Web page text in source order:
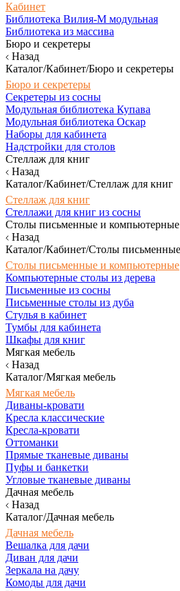
Кабинет
Библиотека Вилия-М модульная
Библиотека из массива
Бюро и секретеры
Назад
Каталог/Кабинет/Бюро и секретеры
Бюро и секретеры
Секретеры из сосны
Модульная библиотека Купава
Модульная библиотека Оскар
Наборы для кабинета
Надстройки для столов
Стеллаж для книг
Назад
Каталог/Кабинет/Стеллаж для книг
Стеллаж для книг
Стеллажи для книг из сосны
Столы письменные и компьютерные
Назад
Каталог/Кабинет/Столы
Столы письменные и компьютерные
Компьютерные столы из дерева
Письменные из сосны
Письменные столы из дуба
Стулья в кабинет
Тумбы для кабинета
Шкафы для книг
Мягкая мебель
Назад
Каталог/Мягкая мебель
Мягкая мебель
Диваны-кровати
Кресла классические
Кресла-кровати
Оттоманки
Прямые тканевые диваны
Пуфы и банкетки
Угловые тканевые диваны
Дачная мебель
Назад
Каталог/Дачная мебель
Дачная мебель
Вешалка для дачи
Диван для дачи
Зеркала на дачу
Комоды для дачи